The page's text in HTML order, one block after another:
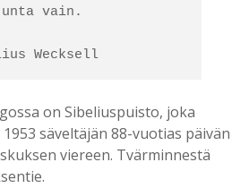
vain.
Wecksell
on Sibeliuspuisto, joka
säveltäjän 88-vuotias päivän
viereen. Tvärminnestä